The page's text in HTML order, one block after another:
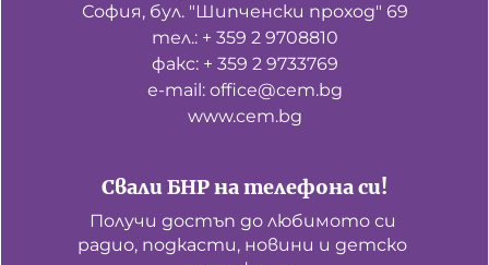
Свали БНР на телефона си!
Получи достъп до любимото си
радио, подкасти, новини и детско
София, бул. "Шипченски проход" 69
тел.: + 359 2 9708810
факс: + 359 2 9733769
е-mail: office@cem.bg
www.cem.bg